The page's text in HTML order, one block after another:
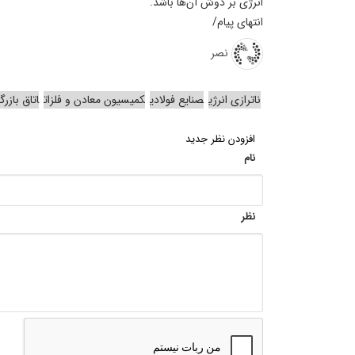
انتهای پیام/
نصر
ناترازی انرژی صنایع فولادی کمیسیون معادن و فلزات اتاق
افزودن نظر جدید
نام
نظر